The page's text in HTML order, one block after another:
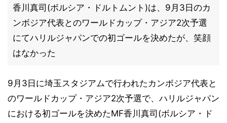
香川真司(ボルシア・ドルトムント)は、9月3日のカ
ンボジア代表とのワールドカップ・アジア2次予選
にてハリルジャパンでの初ゴールを決めたが、笑顔
はなかった
9月3日に埼玉スタジアムで行われたカンボジア代表と
のワールドカップ・アジア2次予選で、ハリルジャパン
における初ゴールを決めたMF香川真司(ボルシア・ド